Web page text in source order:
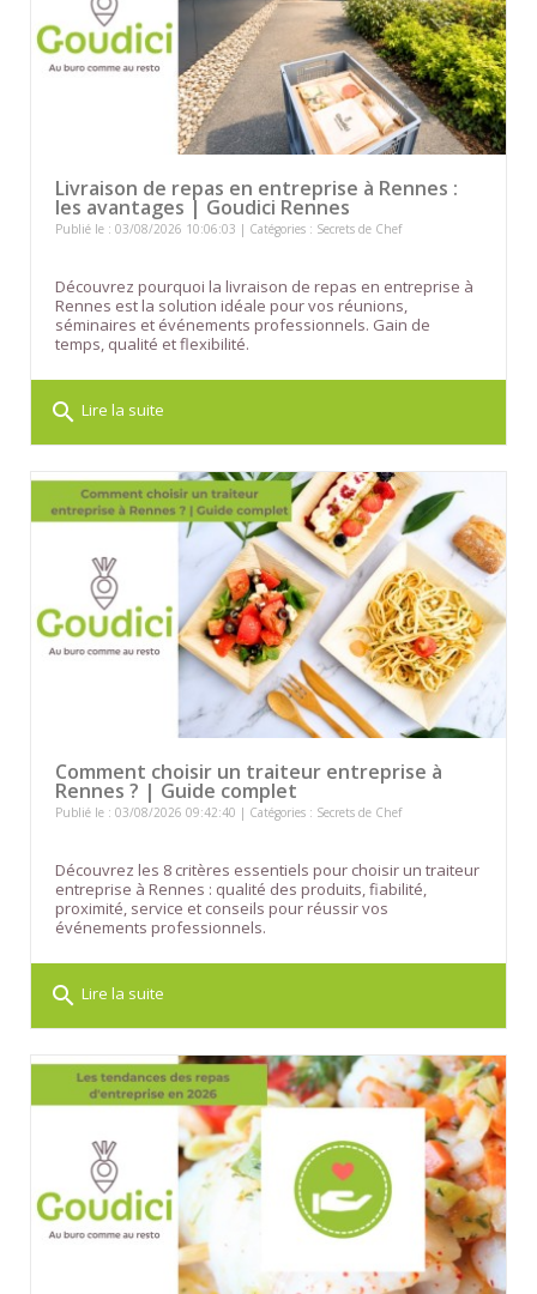
Livraison de repas en entreprise à Rennes :
les avantages | Goudici Rennes
Publié le : 03/08/2026 10:06:03 | Catégories : Secrets de Chef
Découvrez pourquoi la livraison de repas en entreprise à
Rennes est la solution idéale pour vos réunions,
séminaires et événements professionnels. Gain de
temps, qualité et flexibilité.
search Lire la suite
Comment choisir un traiteur entreprise à
Rennes ? | Guide complet
Publié le : 03/08/2026 09:42:40 | Catégories : Secrets de Chef
Découvrez les 8 critères essentiels pour choisir un traiteur
entreprise à Rennes : qualité des produits, fiabilité,
proximité, service et conseils pour réussir vos
événements professionnels.
search Lire la suite